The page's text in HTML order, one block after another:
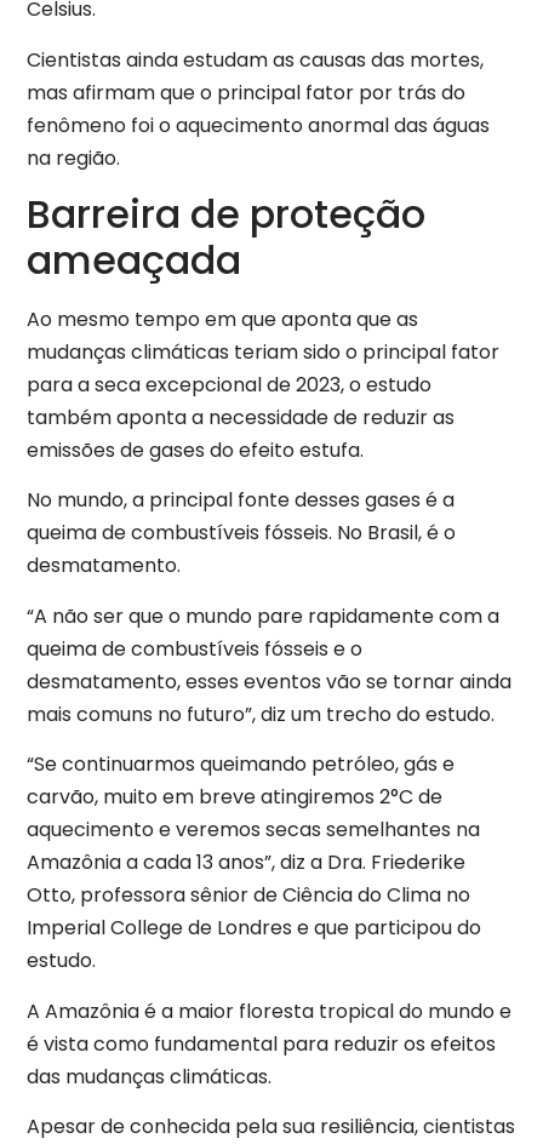
Celsius.
Cientistas ainda estudam as causas das mortes,
mas afirmam que o principal fator por trás do
fenômeno foi o aquecimento anormal das águas
na região.
Barreira de proteção
ameaçada
Ao mesmo tempo em que aponta que as
mudanças climáticas teriam sido o principal fator
para a seca excepcional de 2023, o estudo
também aponta a necessidade de reduzir as
emissões de gases do efeito estufa.
No mundo, a principal fonte desses gases é a
queima de combustíveis fósseis. No Brasil, é o
desmatamento.
“A não ser que o mundo pare rapidamente com a
queima de combustíveis fósseis e o
desmatamento, esses eventos vão se tornar ainda
mais comuns no futuro”, diz um trecho do estudo.
“Se continuarmos queimando petróleo, gás e
carvão, muito em breve atingiremos 2°C de
aquecimento e veremos secas semelhantes na
Amazônia a cada 13 anos”, diz a Dra. Friederike
Otto, professora sênior de Ciência do Clima no
Imperial College de Londres e que participou do
estudo.
A Amazônia é a maior floresta tropical do mundo e
é vista como fundamental para reduzir os efeitos
das mudanças climáticas.
Apesar de conhecida pela sua resiliência, cientistas